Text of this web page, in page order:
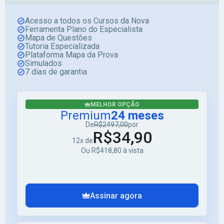
Acesso a todos os Cursos da Nova
Ferramenta Plano do Especialista
Mapa de Questões
Tutoria Especializada
Plataforma Mapa da Prova
Simulados
7 dias de garantia
MELHOR OPÇÃO
Premium24 meses
DeR$2497,00por
12x deR$34,90
Ou R$418,80 à vista
Assinar agora